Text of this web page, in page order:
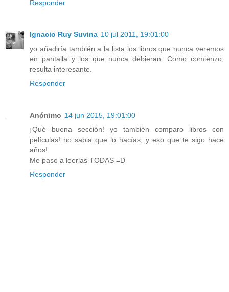
Responder
Ignacio Ruy Suvina 10 jul 2011, 19:01:00
yo añadiría también a la lista los libros que nunca veremos
en pantalla y los que nunca debieran. Como comienzo,
resulta interesante.
Responder
Anónimo 14 jun 2015, 19:01:00
¡Qué buena sección! yo también comparo libros con
películas! no sabia que lo hacías, y eso que te sigo hace
años!
Me paso a leerlas TODAS =D
Responder